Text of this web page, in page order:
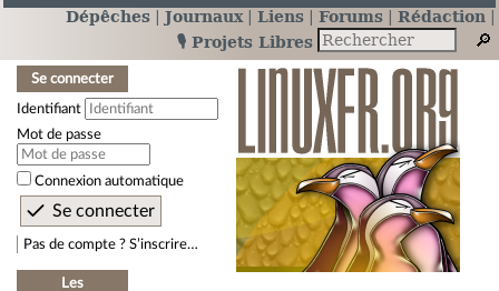
Dépêches Journaux Liens Forums
Rédaction
🎙️ Projets Libres
Se connecter
Identifiant
Mot de passe
Connexion automatique
Pas de compte ? S’inscrire…
Les